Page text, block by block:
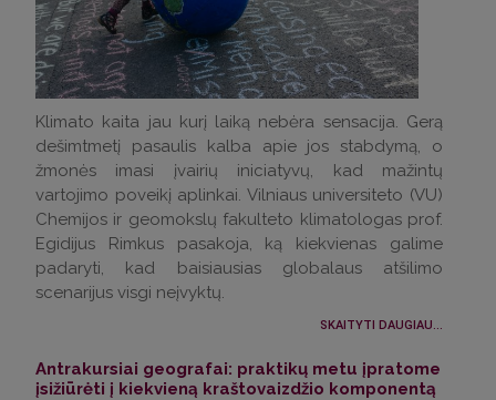
Klimato kaita jau kurį laiką nebėra sensacija. Gerą
dešimtmetį pasaulis kalba apie jos stabdymą, o
žmonės imasi įvairių iniciatyvų, kad mažintų
vartojimo poveikį aplinkai. Vilniaus universiteto (VU)
Chemijos ir geomokslų fakulteto klimatologas prof.
Egidijus Rimkus pasakoja, ką kiekvienas galime
padaryti, kad baisiausias globalaus atšilimo
scenarijus visgi neįvyktų.
SKAITYTI DAUGIAU...
Antrakursiai geografai: praktikų metu įpratome
įsižiūrėti į kiekvieną kraštovaizdžio komponentą